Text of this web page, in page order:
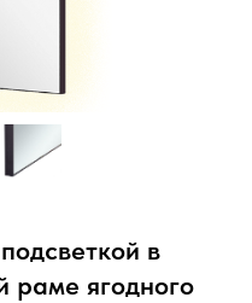
в
раме ягодного